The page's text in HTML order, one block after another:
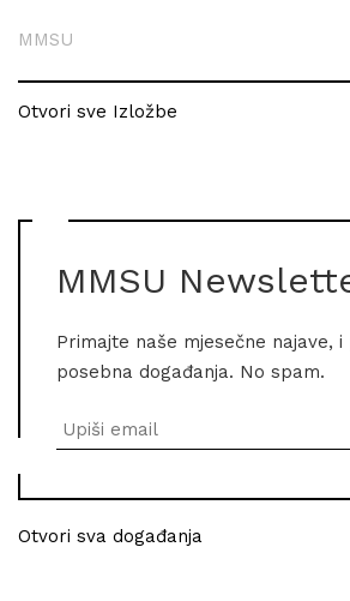
MMSU
Otvori sve Izložbe
MMSU
Primajte naše mjesečne najave, i
posebna događanja. No spam.
Otvori sva događanja